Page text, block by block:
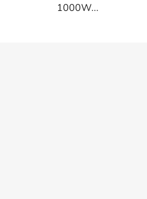
1000W...